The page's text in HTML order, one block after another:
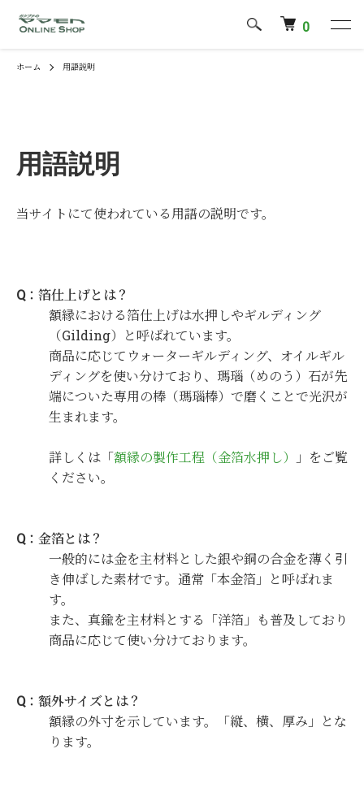
0
ホーム 用語説明
用語説明
当サイトにて使われている用語の説明です。
Q：箔仕上げとは？
額縁における箔仕上げは水押しやギルディング
（Gilding）と呼ばれています。
商品に応じてウォーターギルディング、オイルギル
ディングを使い分けており、瑪瑙（めのう）石が先
端についた専用の棒（瑪瑙棒）で磨くことで光沢が
生まれます。
詳しくは「額縁の製作工程（金箔水押し）
」をご覧
ください。
Q：金箔とは？
一般的には金を主材料とした銀や銅の合金を薄く引
き伸ばした素材です。通常「本金箔」と呼ばれま
す。
また、真鍮を主材料とする「洋箔」も普及しており
商品に応じて使い分けております。
Q：額外サイズとは？
額縁の外寸を示しています。「縦、横、厚み」とな
ります。